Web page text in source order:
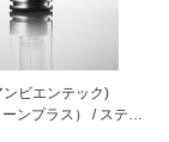
ビエンテック)
ンプラス） / ステン